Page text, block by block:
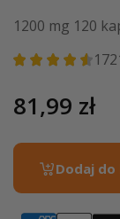
1200 mg 120
Cena
regularna
81,99 zł
Dodaj do